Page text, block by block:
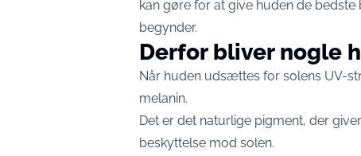
kan gøre for at give huden de
begynder.
Derfor bliver nogle
Når huden udsættes for solens UV-
melanin.
Det er det naturlige pigment, der
beskyttelse mod solen.